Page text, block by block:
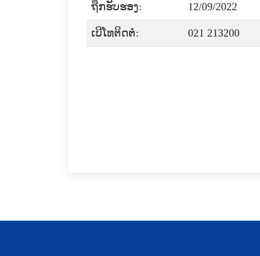
ຖືກຮັບຮອງ: 12/09/2022
ເບີໂທຕິດຕໍ່: 021 213200